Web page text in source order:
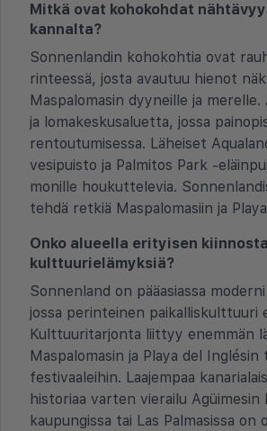
Mitkä ovat kohokohdat
kannalta?
Sonnenlandin kohokohtia ovat
rinteessä, josta avautuu hienot
Maspalomasin dyyneille ja merelle.
ja lomakeskusaluetta, jossa
rentoutumisessa. Läheiset
vesipuisto ja Palmitos Park -
monille houkuttelevia.
tehdä retkiä Maspalomasiin ja
Onko alueella erityisen
kulttuurielämyksiä?
Sonnenland on pääasiassa
jossa perinteinen paikalliskulttuuri
Kulttuuritarjonta liittyy enemmän
Maspalomasin ja Playa del Inglésin
festivaaleihin. Laajempaa
historiaa varten vierailu Agüimesin
kaupungissa tai Las Palmasissa on